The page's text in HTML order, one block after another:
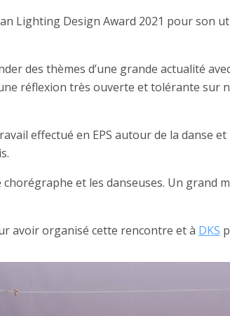
Lighting Design Award 2021 pour son
des thèmes d’une grande actualité
réflexion très ouverte et tolérante
effectué en EPS autour de la danse
chorégraphe et les danseuses. Un
avoir organisé cette rencontre et à DKS